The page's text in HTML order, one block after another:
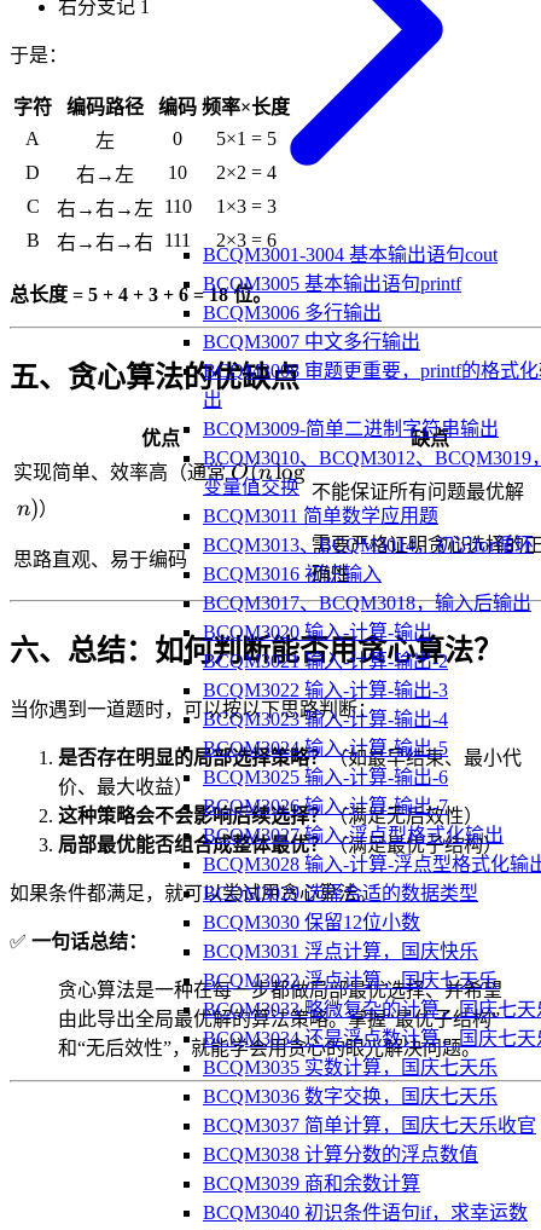
BCQM3001-3004 基本输出语句cout
BCQM3005 基本输出语句printf
BCQM3006 多行输出
BCQM3007 中文多行输出
BCQM3008 审题更重要，printf的格式
出
BCQM3009-简单二进制字符串输出
BCQM3010、BCQM3012、BCQM3019
变量值交换
BCQM3011 简单数学应用题
BCQM3013、BCQM3014，初识for循环
BCQM3016 初识输入
BCQM3017、BCQM3018，输入后输出
BCQM3020 输入-计算-输出
BCQM3021 输入-计算-输出-2
BCQM3022 输入-计算-输出-3
BCQM3023 输入-计算-输出-4
BCQM3024 输入-计算-输出-5
BCQM3025 输入-计算-输出-6
BCQM3026 输入-计算-输出-7
BCQM3027 输入-浮点型格式化输出
BCQM3028 输入-计算-浮点型格式化输
BCQM3029 选择合适的数据类型
BCQM3030 保留12位小数
BCQM3031 浮点计算，国庆快乐
BCQM3032 浮点计算，国庆七天乐
BCQM3033 略微复杂的计算，国庆七天
BCQM3034 还是浮点数计算，国庆七天
BCQM3035 实数计算，国庆七天乐
BCQM3036 数字交换，国庆七天乐
BCQM3037 简单计算，国庆七天乐收官
BCQM3038 计算分数的浮点数值
BCQM3039 商和余数计算
BCQM3040 初识条件语句if，求幸运数
右分支记 1
于是：
字符 编码路径 编码 频率×长度
A
左 0
5×1 = 5
D
右→左 10
2×2 = 4
C
右→右→左 110
1×3 = 3
B
右→右→右 111 2×3 = 6
总长度 = 5 + 4 + 3 + 6 = 18 位。
五、贪心算法的优缺点
优点
缺点
实现简单、效率高（通常O(n
\log
n)
O(nlog
n)）
不能保证所有问题最优解
思路直观、易于编码
需要严格证明贪心选择的
确性
六、总结：如何判断能否用贪心算法？
当你遇到一道题时，可以按以下思路判断：
是否存在明显的局部选择策略？（如最早结束、最小代
价、最大收益）
这种策略会不会影响后续选择？（满足无后效性）
局部最优能否组合成整体最优？（满足最优子结构）
如果条件都满足，就可以尝试用贪心算法。
✅ 一句话总结：
贪心算法是一种在每一步都做局部最优选择、并希望
由此导出全局最优解的算法策略。掌握“最优子结构”
和“无后效性”，就能学会用贪心的眼光解决问题。